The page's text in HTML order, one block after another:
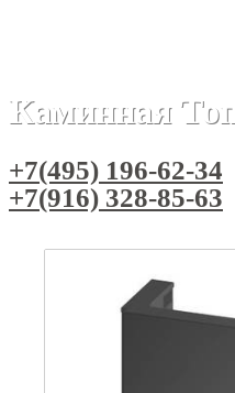
Каминная
+7(495) 196-62-34
+7(916) 328-85-63